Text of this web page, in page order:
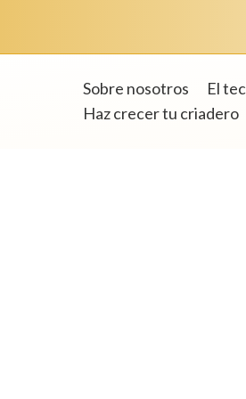
Sobre nosotros El
Haz crecer tu criadero